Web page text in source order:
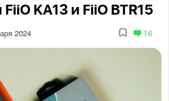
KA13 и FiiO BTR15
2024 16